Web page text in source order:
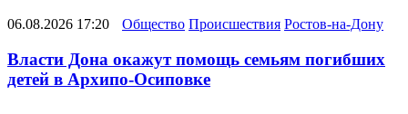
06.08.2026 17:20 Общество Происшествия Ростов-на-Дону
Власти Дона окажут помощь семьям погибших
детей в Архипо-Осиповке